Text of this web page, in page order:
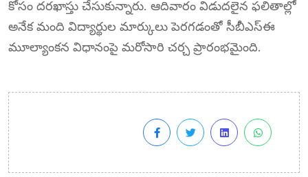
కోసం దరఖాస్తు చేసుకున్నారు. ఆదివారం విడుదలైన ఫలితాల్లో
అనేక మంది విద్యార్థుల మార్కులు పెరగడంతో సీబీఎస్ఈ
మూల్యాంకన విధానంపై మరోసారి చర్చ ప్రారంభమైంది.